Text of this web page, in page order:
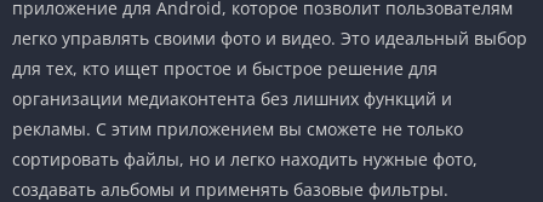
приложение для Android, которое позволит пользователям
легко управлять своими фото и видео. Это идеальный выбор
для тех, кто ищет простое и быстрое решение для
организации медиаконтента без лишних функций и
рекламы. С этим приложением вы сможете не только
сортировать файлы, но и легко находить нужные фото,
создавать альбомы и применять базовые фильтры.